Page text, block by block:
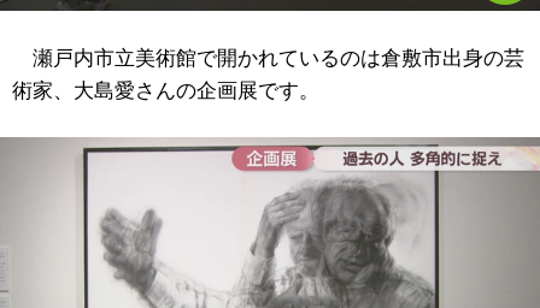
瀬戸内市立美術館で開かれているのは倉敷市出身の芸
術家、大島愛さんの企画展です。